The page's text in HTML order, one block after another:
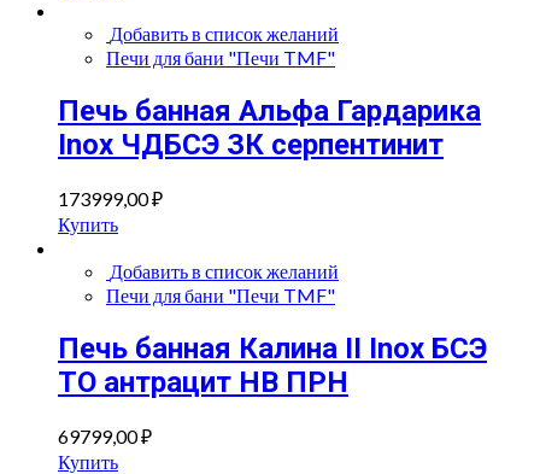
Добавить в список желаний
Печи для бани "Печи TMF"
Печь банная Альфа Гардарика
Inox ЧДБСЭ ЗК серпентинит
173999,00₽
Купить
Добавить в список желаний
Печи для бани "Печи TMF"
Печь банная Калина II Inox БСЭ
ТО антрацит НВ ПРН
69799,00₽
Купить